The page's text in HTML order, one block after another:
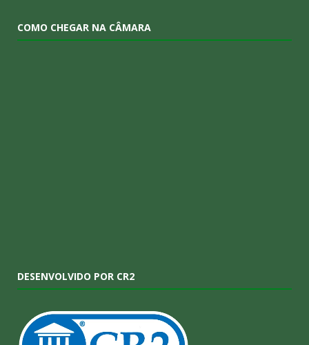
COMO CHEGAR NA CÂMARA
DESENVOLVIDO POR CR2